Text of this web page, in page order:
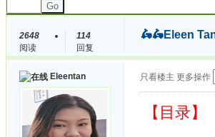
Go
2648
阅读
114
回复
🛵🛵Eleen
Eleentan 只看楼主 更多操作
【目录】